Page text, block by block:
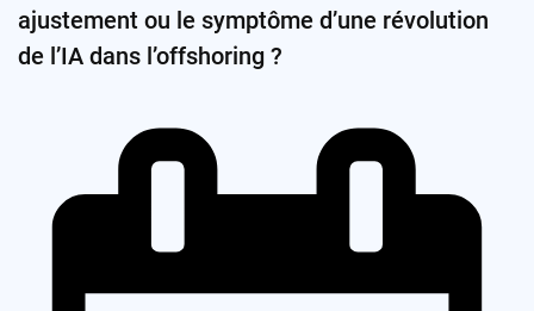
ajustement ou le symptôme d’une révolution
de l’IA dans l’offshoring ?